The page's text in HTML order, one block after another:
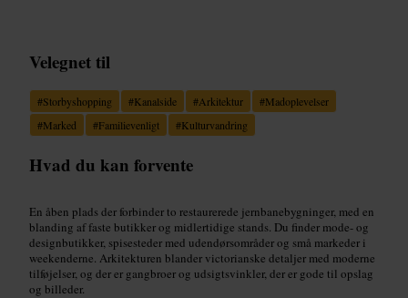
Velegnet til
#Storbyshopping #Kanalside #Arkitektur #Madoplevelser
#Marked #Familievenligt #Kulturvandring
Hvad du kan forvente
En åben plads der forbinder to restaurerede jernbanebygninger, med en
blanding af faste butikker og midlertidige stands. Du finder mode- og
designbutikker, spisesteder med udendørsområder og små markeder i
weekenderne. Arkitekturen blander victorianske detaljer med moderne
tilføjelser, og der er gangbroer og udsigtsvinkler, der er gode til opslag
og billeder.